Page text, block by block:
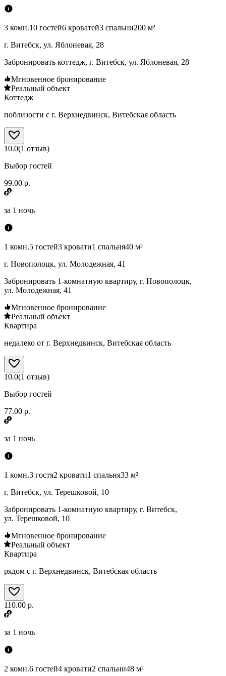
3 комн.10 гостей6 кроватей3 спальни200 м²
г. Витебск, ул. Яблоневая, 28
Забронировать коттедж, г. Витебск, ул. Яблоневая, 28
Мгновенное бронирование
Реальный объект
Коттедж
поблизости с г. Верхнедвинск, Витебская область
10.0(1 отзыв)
Выбор гостей
99.00 р.
за 1 ночь
1 комн.5 гостей3 кровати1 спальня40 м²
г. Новополоцк, ул. Молодежная, 41
Забронировать 1-комнатную квартиру, г. Новополоцк,
ул. Молодежная, 41
Мгновенное бронирование
Реальный объект
Квартира
недалеко от г. Верхнедвинск, Витебская область
10.0(1 отзыв)
Выбор гостей
77.00 р.
за 1 ночь
1 комн.3 гостя2 кровати1 спальня33 м²
г. Витебск, ул. Терешковой, 10
Забронировать 1-комнатную квартиру, г. Витебск,
ул. Терешковой, 10
Мгновенное бронирование
Реальный объект
Квартира
рядом с г. Верхнедвинск, Витебская область
110.00 р.
за 1 ночь
2 комн.6 гостей4 кровати2 спальни48 м²